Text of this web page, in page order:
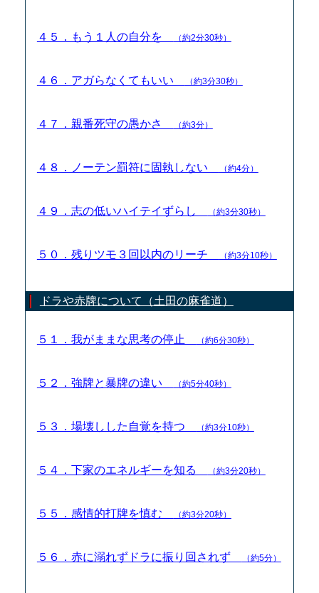
４５．もう１人の自分を （約2分30秒）
４６．アガらなくてもいい （約3分30秒）
４７．親番死守の愚かさ （約3分）
４８．ノーテン罰符に固執しない （約4分）
４９．志の低いハイテイずらし （約3分30秒）
５０．残りツモ３回以内のリーチ （約3分10秒）
ドラや赤牌について（土田の麻雀道）
５１．我がままな思考の停止 （約6分30秒）
５２．強牌と暴牌の違い （約5分40秒）
５３．場壊しした自覚を持つ （約3分10秒）
５４．下家のエネルギーを知る （約3分20秒）
５５．感情的打牌を慎む （約3分20秒）
５６．赤に溺れずドラに振り回されず （約5分）